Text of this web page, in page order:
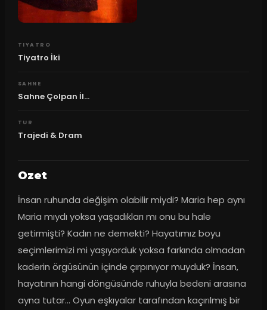
TIYATRO
Tiyatro İki
SAHNE
Sahne Çolpan İl...
TUR
Trajedi & Dram
Ozet
İnsan ruhunda değişim olabilir miydi? Maria hep aynı
Maria mıydı yoksa yaşadıkları mı onu bu hale
getirmişti? Kadın ne demekti? Hayatımız boyu
seçimlerimizi mi yaşıyorduk yoksa farkında olmadan
kaderin örgüsünün içinde çırpınıyor muyduk? İnsan,
hayatının hangi döngüsünde ruhuyla bedeni arasına
ayna tutar… Oyun eşkıyalar tarafından kaçırılmış bir